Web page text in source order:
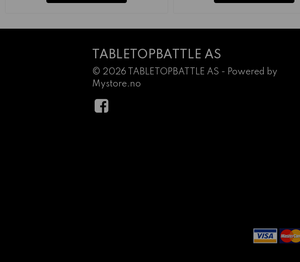
TABLETOPBATTLE AS
© 2026 TABLETOPBATTLE AS - Powered by
Mystore.no